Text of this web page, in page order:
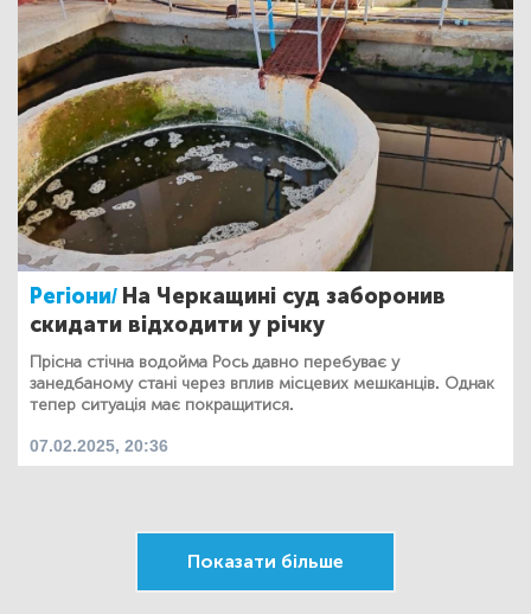
Регіони/ На Черкащині суд заборонив
скидати відходити у річку
Прісна стічна водойма Рось давно перебуває у
занедбаному стані через вплив місцевих мешканців. Однак
тепер ситуація має покращитися.
07.02.2025, 20:36
Показати більше